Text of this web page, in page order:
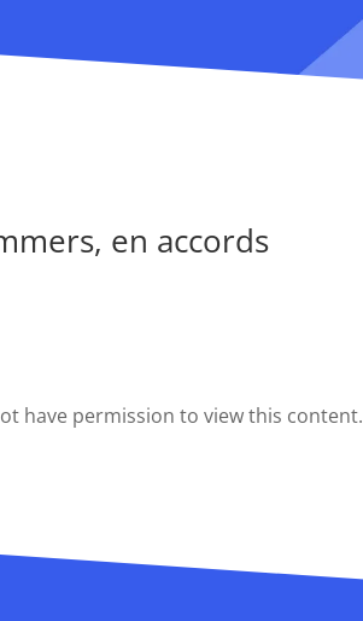
en accords
have permission to view this content.